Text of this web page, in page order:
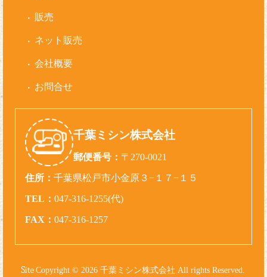
販売
ネット販売
会社概要
お問合せ
千葉ミシン株式会社
郵便番号： 〒270-0021
住所： 千葉県松戸市小金原３−１７−１５
TEL： 047-316-1255(代)
FAX： 047-316-1257
Copyright © 2026 千葉ミシン株式会社 All rights Reserved.